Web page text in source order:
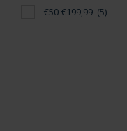
€50-€199,99 (5)